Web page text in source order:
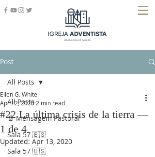
Post
All Posts
📄 Mensagem Pastoral
Sala 57 🇪🇸
Sala 57 🇺🇸
All Posts
#22 La última crisis de la tierra —
1 de 4
Ellen G. White
Apr 12, 2020 2 min read
Updated: Apr 13, 2020